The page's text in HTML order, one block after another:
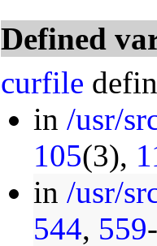
Defined
curfile
in /usr/
105(3),
in /usr/
544, 559-